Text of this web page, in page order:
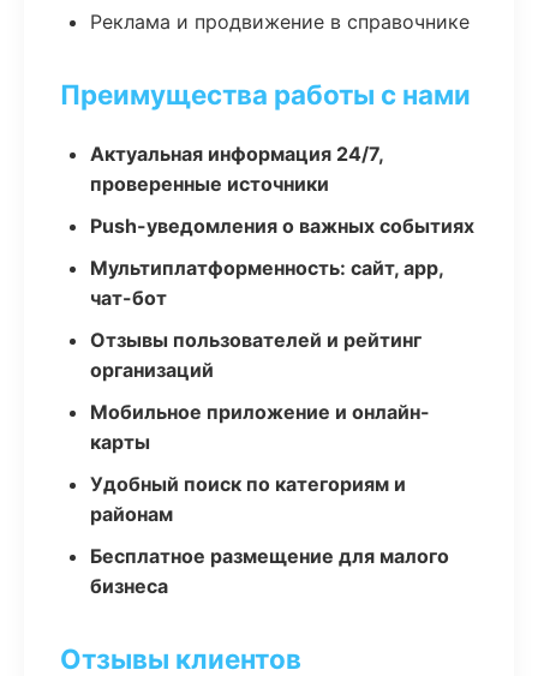
Реклама и продвижение в справочнике
Преимущества работы с нами
Актуальная информация 24/7,
проверенные источники
Push-уведомления о важных событиях
Мультиплатформенность: сайт, app,
чат-бот
Отзывы пользователей и рейтинг
организаций
Мобильное приложение и онлайн-
карты
Удобный поиск по категориям и
районам
Бесплатное размещение для малого
бизнеса
Отзывы клиентов